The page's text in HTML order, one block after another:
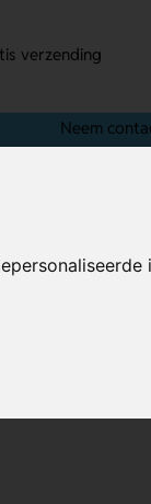
verzending
Neem
(Excl. BTW)